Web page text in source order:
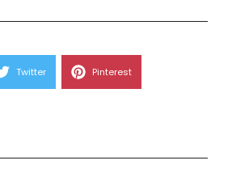
Share
Twitter Share
Pinterest